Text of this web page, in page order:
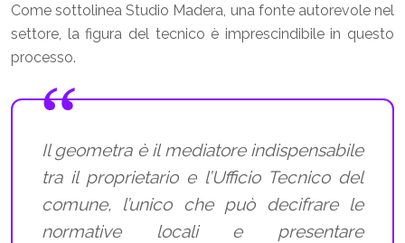
Come sottolinea Studio Madera, una fonte autorevole nel
settore, la figura del tecnico è imprescindibile in questo
processo.
Il geometra è il mediatore indispensabile
tra il proprietario e l’Ufficio Tecnico del
comune, l’unico che può decifrare le
normative locali e presentare